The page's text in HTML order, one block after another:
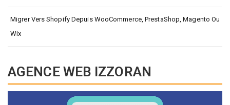
Migrer Vers Shopify Depuis WooCommerce, PrestaShop, Magento Ou
Wix
AGENCE WEB IZZORAN